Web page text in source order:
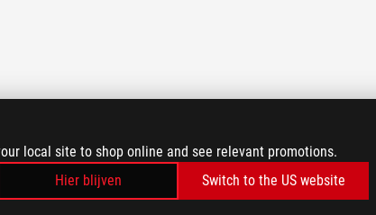
local site to shop online and see relevant promotions.
Hier blijven
Switch to the US website